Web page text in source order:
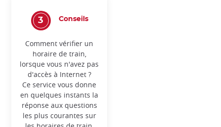
Conseils
Comment vérifier un
horaire de train,
lorsque vous n'avez pas
d'accès à Internet ?
Ce service vous donne
en quelques instants la
réponse aux questions
les plus courantes sur